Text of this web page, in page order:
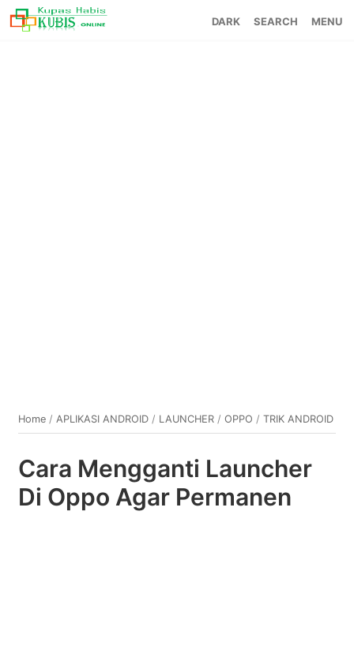
SEARCH MENU
Home /APLIKASI ANDROID / LAUNCHER /OPPO /TRIK ANDROID
Cara Mengganti Launcher
Di Oppo Agar Permanen